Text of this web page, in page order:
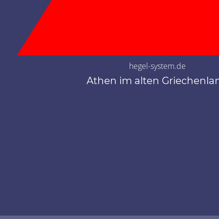
hegel-system.de
Athen im alten